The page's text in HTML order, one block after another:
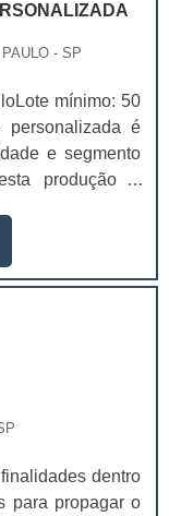
- SP
mínimo: 50
personalizada é
e segmento
produção é
na embalagem
para lanche
grandes redes
dentro
para propagar o